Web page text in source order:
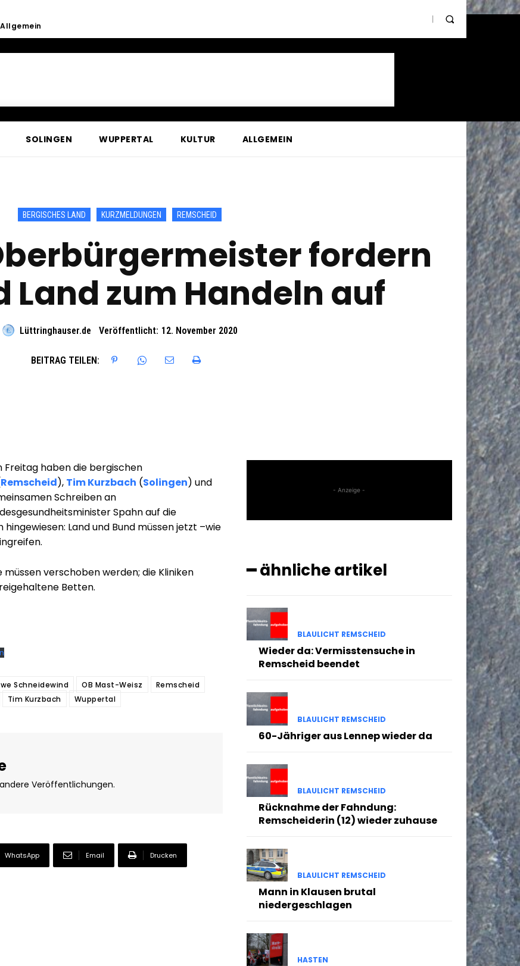
Allgemein
SOLINGEN WUPPERTAL KULTUR ALLGEMEIN
BERGISCHES LAND KURZMELDUNGEN REMSCHEID
fordern
Land zum Handeln auf
Lüttringhauser.de Veröffentlicht: 12. November 2020
BEITRAG TEILEN:
Freitag haben die bergischen
Remscheid), Tim Kurzbach (Solingen) und
Schreiben an
Spahn auf die
Land und Bund müssen jetzt –wie
verschoben werden; die Kliniken
Betten.
Schneidewind OB Mast-Weisz
Remscheid
Tim Kurzbach Wuppertal
Veröffentlichungen.
WhatsApp Email Drucken
- Anzeige -
━ ähnliche artikel
BLAULICHT REMSCHEID
Wieder da: Vermisstensuche in
Remscheid beendet
BLAULICHT REMSCHEID
60-Jähriger aus Lennep wieder da
BLAULICHT REMSCHEID
Rücknahme der Fahndung:
Remscheiderin (12) wieder zuhause
BLAULICHT REMSCHEID
Mann in Klausen brutal
niedergeschlagen
HASTEN